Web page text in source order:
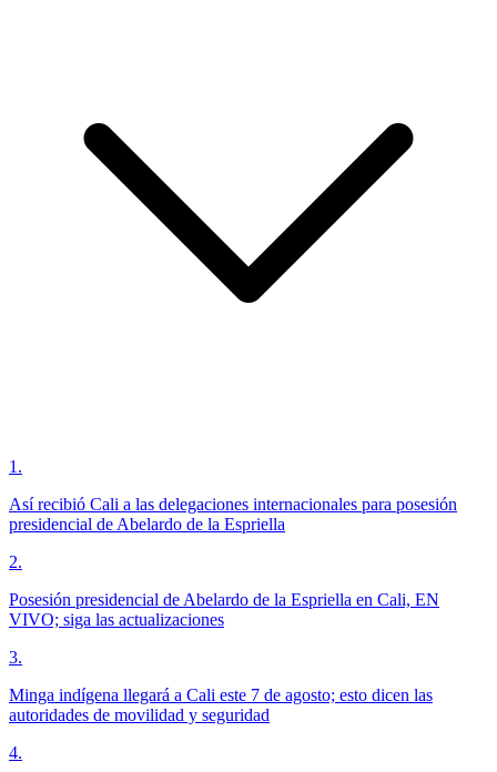
1 .
Así recibió Cali a las delegaciones internacionales para posesión
presidencial de Abelardo de la Espriella
2.
Posesión presidencial de Abelardo de la Espriella en Cali, EN
VIVO; siga las actualizaciones
3.
Minga indígena llegará a Cali este 7 de agosto; esto dicen las
autoridades de movilidad y seguridad
4.